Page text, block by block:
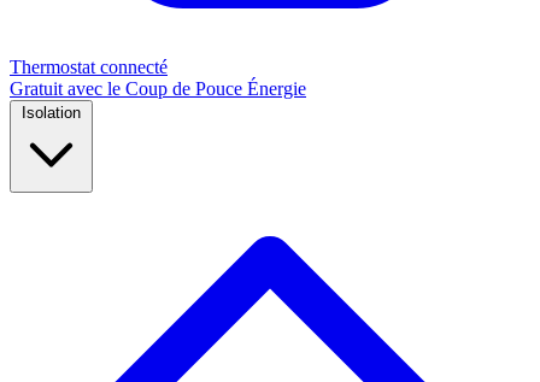
Thermostat connecté
Gratuit avec le Coup de Pouce Énergie